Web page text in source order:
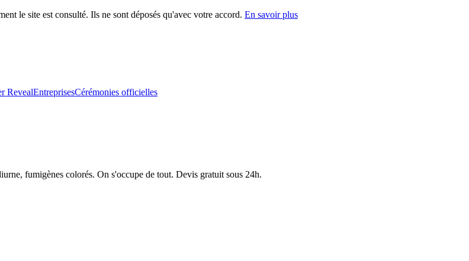
le site est consulté. Ils ne sont déposés qu'avec votre accord. En savoir plus
RevealEntreprisesCérémonies officielles
fumigènes colorés. On s'occupe de tout. Devis gratuit sous 24h.